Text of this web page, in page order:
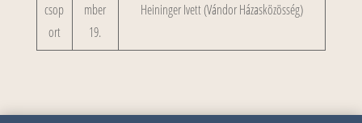
csop
ort
mber
19.
Heininger Ivett (Vándor Házasközösség)